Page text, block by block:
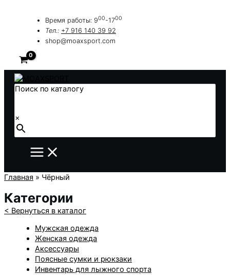
содержимому
Время работы: 900-1700
Тел.: +7 916 140 39 92
shop@moaxsport.com
Поиск по каталогу
×
Главная » Чёрный
Категории
< Вернуться в каталог
Мужская одежда
Женская одежда
Аксессуары
Поясные сумки и рюкзаки
Инвентарь для лыжного спорта